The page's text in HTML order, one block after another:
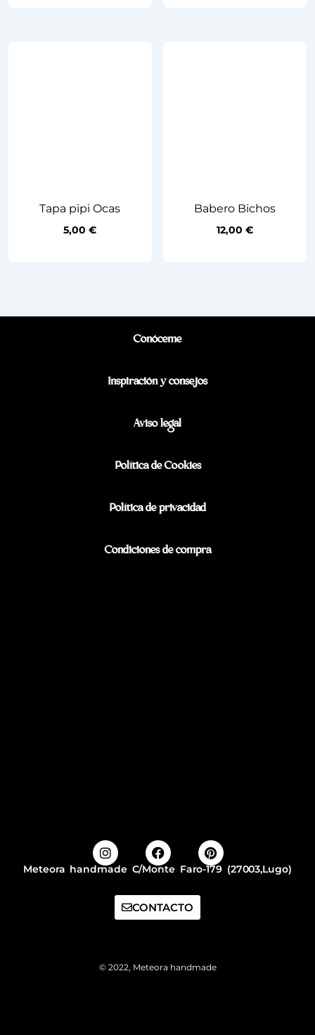
Tapa pipi Ocas
5,00€
Babero Bichos
12,00€
Conóceme
Inspiración y consejos
Aviso legal
Política de Cookies
Política de privacidad
Condiciones de compra
Meteora handmade C/Monte Faro-179 (27003,Lugo)
CONTACTO
© 2022, Meteora handmade